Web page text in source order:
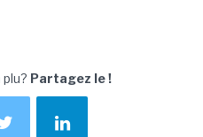
Partagez le !